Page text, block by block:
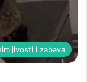
i zabava